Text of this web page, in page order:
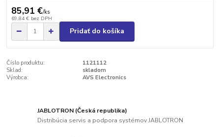
85,91 €/ks
69,84 € bez DPH
Pridať do košíka
Číslo produktu:
1121112
Sklad:
skladom
Výrobca:
AVS Electronics
JABLOTRON (Česká republika)
Distribúcia servis a podpora systémov JABLOTRON